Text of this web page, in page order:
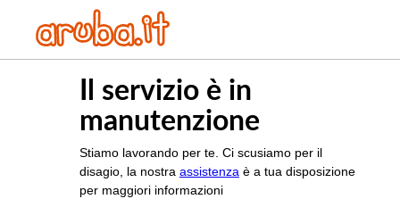
Il servizio è in
manutenzione
Stiamo lavorando per te. Ci scusiamo per il
disagio, la nostra assistenza è a tua disposizione
per maggiori informazioni